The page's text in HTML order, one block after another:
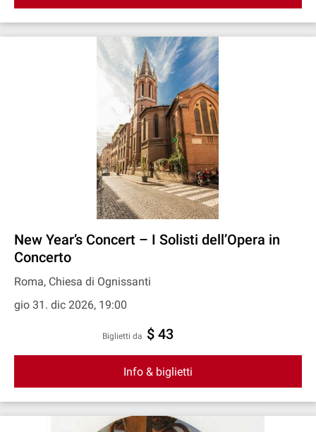
New Year’s Concert – I Solisti dell’Opera in
Concerto
Roma, Chiesa di Ognissanti
gio 31. dic 2026, 19:00
Biglietti da $ 43
Info & biglietti